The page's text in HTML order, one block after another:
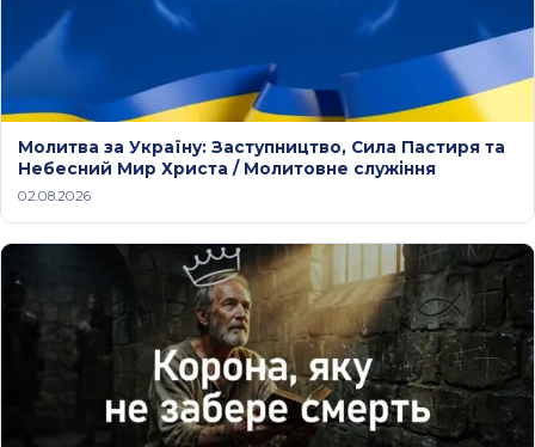
Молитва за Україну: Заступництво, Сила Пастиря та
Небесний Мир Христа / Молитовне служіння
02.08.2026